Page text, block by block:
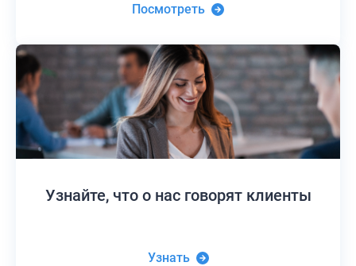
Посмотреть
Узнайте,что о нас говорят клиенты
Узнать